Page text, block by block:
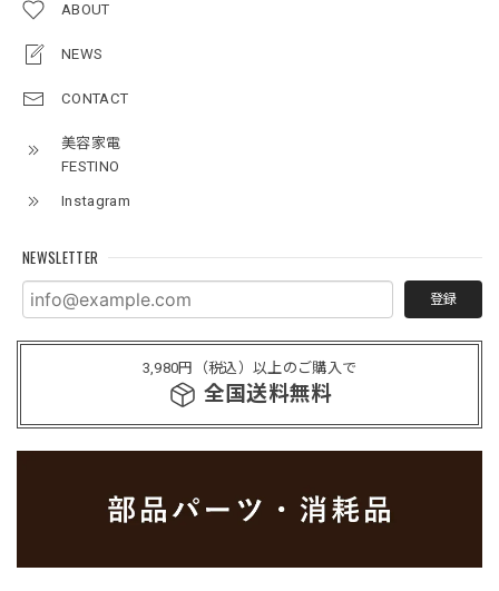
ABOUT
NEWS
CONTACT
美容家電
FESTINO
Instagram
NEWSLETTER
登録
3,980円（税込）以上のご購入で
全国送料無料